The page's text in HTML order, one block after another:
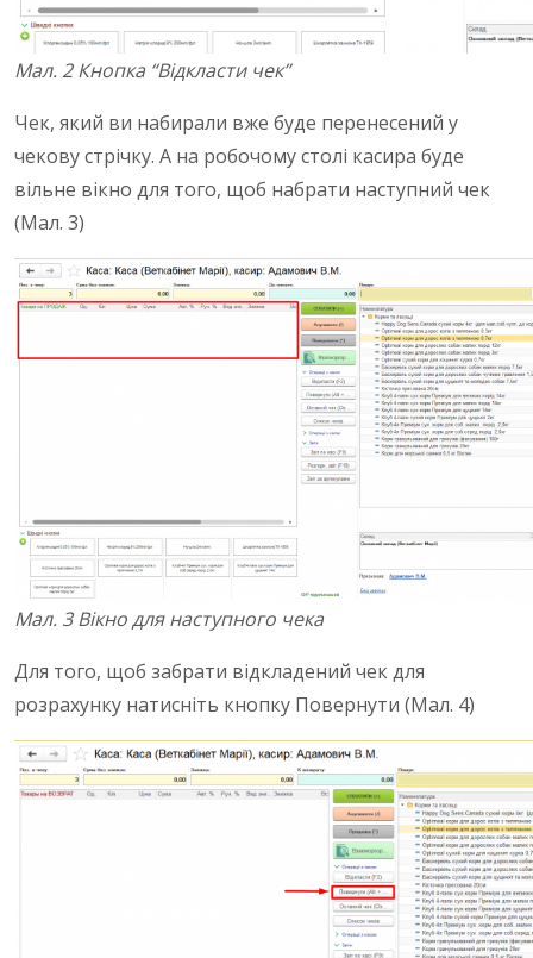
Мал. 2 Кнопка “Відкласти чек”
Чек, який ви набирали вже буде перенесений у
чекову стрічку. А на робочому столі касира буде
вільне вікно для того, щоб набрати наступний чек
(Мал. 3)
Мал. 3 Вікно для наступного чека
Для того, щоб забрати відкладений чек для
розрахунку натисніть кнопку Повернути (Мал. 4)